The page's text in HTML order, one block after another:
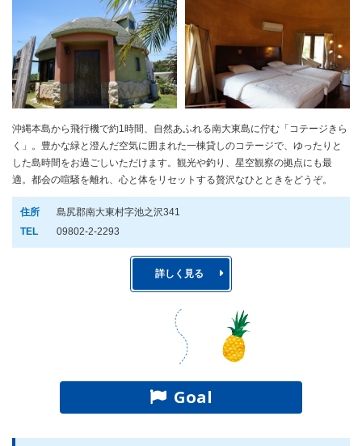
沖縄本島から飛行機で約1時間、自然あふれる南大東島に佇む「コテージきら
く」。豊かな緑と澄んだ空気に囲まれた一棟貸しのコテージで、ゆったりと
した島時間をお過ごしいただけます。観光や釣り、星空観察の拠点にも最
適。都会の喧騒を離れ、心と体をリセットする贅沢なひとときをどうぞ。
住所
島尻郡南大東村字池之沢341
TEL
09802-2-2293
詳しく見る
Goal